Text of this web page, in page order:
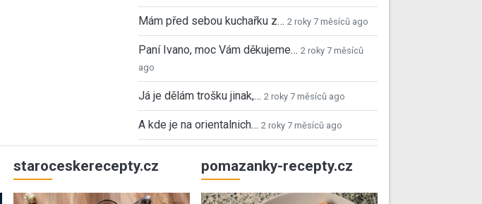
Mám před sebou kuchařku z… 2 roky 7 měsíců ago
Paní Ivano, moc Vám děkujeme… 2 roky 7 měsíců
ago
Já je dělám trošku jinak,… 2 roky 7 měsíců ago
A kde je na orientalnich… 2 roky 7 měsíců ago
staroceskerecepty.cz pomazanky-recepty.cz